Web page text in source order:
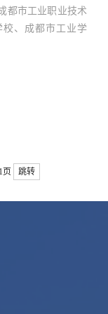
都市工业职业技术
校、成都市工业学
等专业学校），
页 跳转